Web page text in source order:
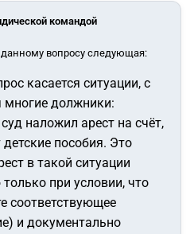
командой
вопросу следующая:
касается ситуации, с
многие должники:
наложил арест на счёт,
пособия. Это
в такой ситуации
при условии, что
соответствующее
и документально